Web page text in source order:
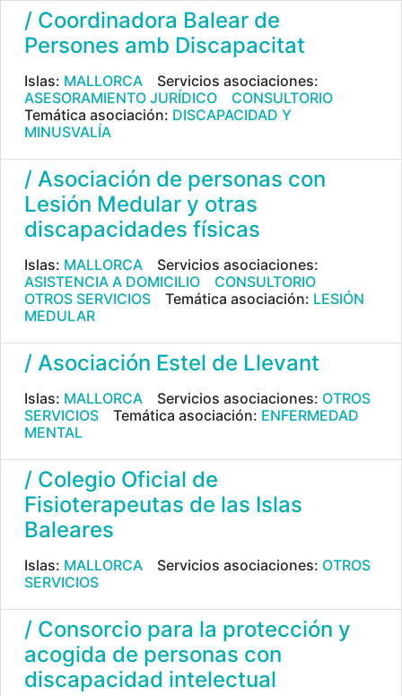
/ Coordinadora Balear de
Persones amb Discapacitat
Islas: MALLORCA
Servicios asociaciones:
ASESORAMIENTO JURÍDICO
CONSULTORIO
Temática asociación: DISCAPACIDAD Y
MINUSVALÍA
/ Asociación de personas con
Lesión Medular y otras
discapacidades físicas
Islas: MALLORCA
Servicios asociaciones:
ASISTENCIA A DOMICILIO
CONSULTORIO
OTROS SERVICIOS
Temática asociación: LESIÓN
MEDULAR
/ Asociación Estel de Llevant
Islas: MALLORCA Servicios asociaciones: OTROS
SERVICIOS
Temática asociación: ENFERMEDAD
MENTAL
/ Colegio Oficial de
Fisioterapeutas de las Islas
Baleares
Islas: MALLORCA Servicios asociaciones: OTROS
SERVICIOS
/ Consorcio para la protección y
acogida de personas con
discapacidad intelectual